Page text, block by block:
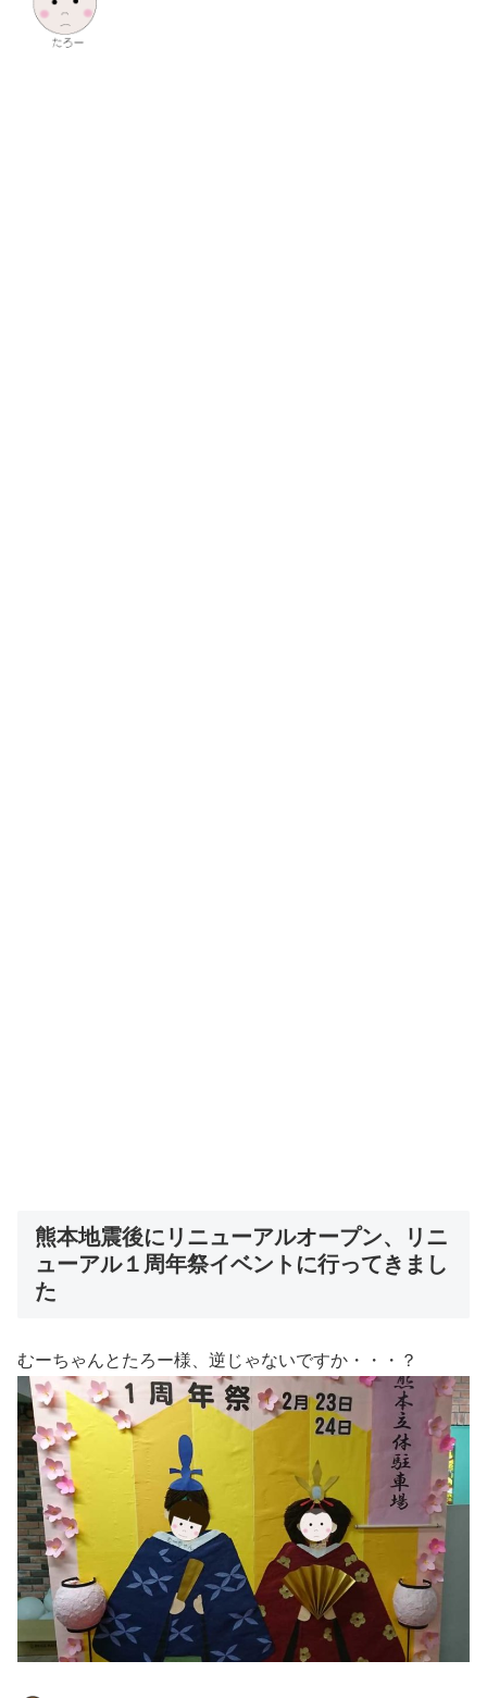
熊本地震後にリニューアルオープン、リニ
ューアル１周年祭イベントに行ってきまし
た
むーちゃんとたろー様、逆じゃないですか・・・？